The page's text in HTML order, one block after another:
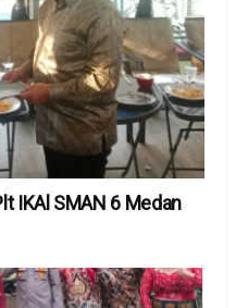
IKAl SMAN 6 Medan